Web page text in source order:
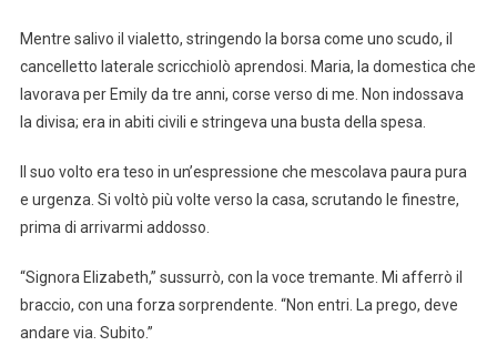
Mentre salivo il vialetto, stringendo la borsa come uno scudo, il
cancelletto laterale scricchiolò aprendosi. Maria, la domestica che
lavorava per Emily da tre anni, corse verso di me. Non indossava
la divisa; era in abiti civili e stringeva una busta della spesa.
Il suo volto era teso in un’espressione che mescolava paura pura
e urgenza. Si voltò più volte verso la casa, scrutando le finestre,
prima di arrivarmi addosso.
“Signora Elizabeth,” sussurrò, con la voce tremante. Mi afferrò il
braccio, con una forza sorprendente. “Non entri. La prego, deve
andare via. Subito.”